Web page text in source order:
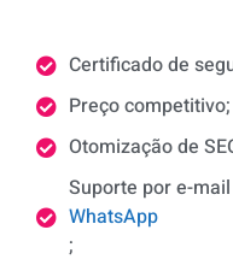
Certificado de
Preço competitivo;
Otomização de
Suporte por e-
WhatsApp
;